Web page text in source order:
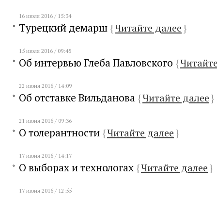
16 июля 2016 / 15:34
Турецкий демарш {Читайте далее}
15 июля 2016 / 09:45
Об интервью Глеба Павловского {
22 июня 2016 / 14:09
Об отставке Вильданова {Читайте далее}
21 июня 2016 / 09:36
О толерантности {Читайте далее}
17 июня 2016 / 14:17
О выборах и технологах {Читайте далее}
17 июня 2016 / 12:55